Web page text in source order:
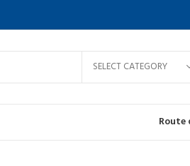
SELECT CATEGORY
Route